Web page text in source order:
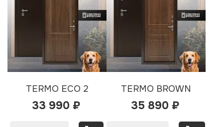
TERMO ECO 2
33 990 ₽
TERMO BROWN
35 890 ₽